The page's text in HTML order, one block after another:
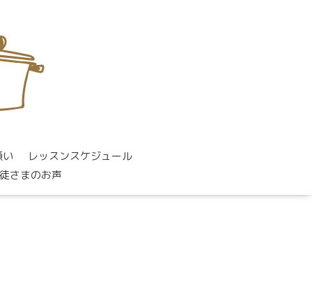
レッスンスケジュール
さまのお声